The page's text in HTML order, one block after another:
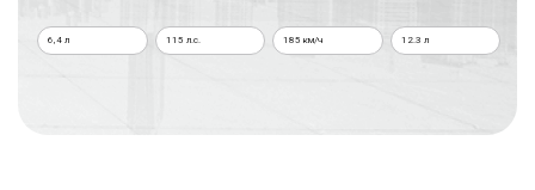
г. Москва
6,4 л 115 л.с. 185 км/ч 12.3 л